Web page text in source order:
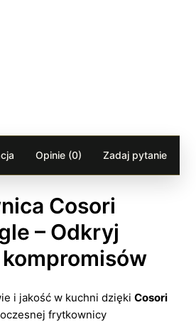
Opinie (0) Zadaj pytanie
Cosori
– Odkryj
i jakość w kuchni dzięki Cosori
frytkownicy